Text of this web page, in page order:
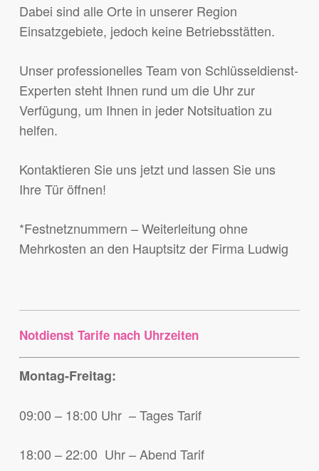
Dabei sind alle Orte in unserer Region
Einsatzgebiete, jedoch keine Betriebsstätten.
Unser professionelles Team von Schlüsseldienst-
Experten steht Ihnen rund um die Uhr zur
Verfügung, um Ihnen in jeder Notsituation zu
helfen.
Kontaktieren Sie uns jetzt und lassen Sie uns
Ihre Tür öffnen!
*Festnetznummern – Weiterleitung ohne
Mehrkosten an den Hauptsitz der Firma Ludwig
Notdienst Tarife nach Uhrzeiten
Montag-Freitag:
09:00 – 18:00 Uhr – Tages Tarif
18:00 – 22:00 Uhr – Abend Tarif